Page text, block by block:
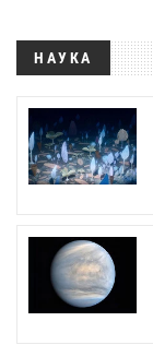
НАУКА